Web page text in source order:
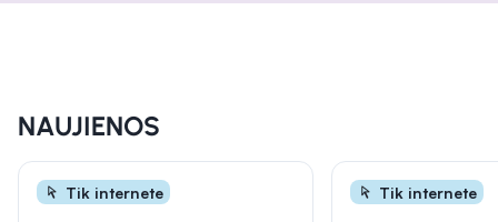
INFORMACIJA
INFORMACIJA
NAUJIENOS
Tik internete Tik internete